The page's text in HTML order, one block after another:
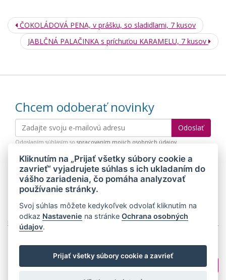
ČOKOLÁDOVÁ PENA, v prášku, so sladidlami, 7 kusov
JABLČNÁ PALAČINKA s príchuťou KARAMELU, 7 kusov
Chcem odoberať novinky
Odoslaním súhlasím so spracovaním mojich osobných údajov
© 2026 MEDIDIET® - METÓDA, KTORÁ DÁVA CHUŤ ZCHUBNÚŤ!
Mapa stránok Web:Crespo, s.r.o.
Kliknutím na „Prijať všetky súbory cookie a
zavrieť“ vyjadrujete súhlas s ich ukladaním do
vášho zariadenia, čo pomáha analyzovať
používanie stránky.
Svoj súhlas môžete kedykoľvek odvolať kliknutím na
odkaz Nastavenie na stránkeOchrana osobných
údajov.
Prijať všetky súbory cookie a zavrieť